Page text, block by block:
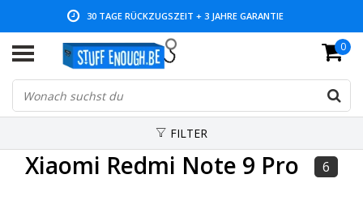
30 TAGE RÜCKZUGSZEIT + 3 JAHRE GARANTIE
NIEDRIGE PREISE UND GROSSE AUSWAHL 0
FILTER
Xiaomi Redmi Note 9 Pro 6